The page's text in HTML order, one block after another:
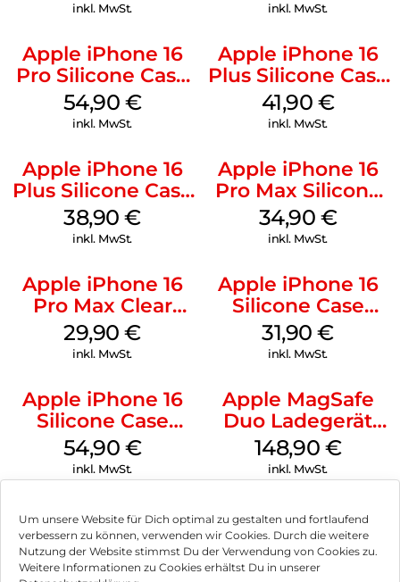
Um unsere Website für Dich optimal zu gestalten und fortlaufend
verbessern zu können, verwenden wir Cookies. Durch die weitere
Nutzung der Website stimmst Du der Verwendung von Cookies zu.
Weitere Informationen zu Cookies erhältst Du in unserer
inkl. MwSt. inkl. MwSt.
Apple iPhone 16
Pro Silicone Case
MagSafe Black
54,90 €
inkl. MwSt.
Apple iPhone 16
Plus Silicone Case
MagSafe Stone
Gray
41,90 €
inkl. MwSt.
Apple iPhone 16
Plus Silicone Case
MagSafe Denim
38,90€
inkl. MwSt.
Apple iPhone 16
Pro Max Silicone
Case MagSafe
Denim
34,90 €
inkl. MwSt.
Apple iPhone 16
Pro Max Clear
Case MagSafe
Transparent
29,90€
inkl. MwSt.
Apple iPhone 16
Silicone Case
MagSafe Fuchsia
31,90€
inkl. MwSt.
Apple iPhone 16
Silicone Case
MagSafe Black
54,90 €
inkl. MwSt.
Apple MagSafe
Duo Ladegerät
Weiß
148,90 €
inkl. MwSt.
Impressum